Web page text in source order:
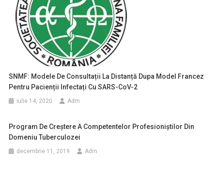
SNMF: Modele De Consultații La Distanță Dupa Model Francez
Pentru Pacienții Infectați Cu SARS-CoV-2
iulie 14, 2020 Adm
Program De Creștere A Competentelor Profesioniștilor Din
Domeniu Tuberculozei
decembrie 11, 2019 Adm